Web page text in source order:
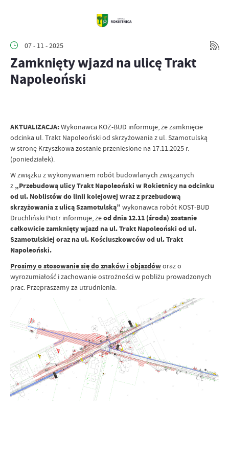
07 - 11 - 2025
Zamknięty wjazd na ulicę Trakt
Napoleoński
AKTUALIZACJA:Wykonawca KOZ-BUD informuje, że zamknięcie
odcinka ul. Trakt Napoleoński od skrzyżowania z ul. Szamotulską
w stronę Krzyszkowa zostanie przeniesione na 17.11.2025 r.
(poniedziałek).
W związku z wykonywaniem robót budowlanych związanych
z „Przebudową ulicy Trakt Napoleoński w Rokietnicy na odcinku
od ul. Noblistów do linii kolejowej wraz z przebudową
skrzyżowania z ulicą Szamotulską” wykonawca robót KOST-BUD
Druchliński Piotr informuje, żeod dnia 12.11 (środa) zostanie
całkowicie zamknięty wjazd na ul. Trakt Napoleoński od ul.
Szamotulskiej oraz na ul. Kościuszkowców od ul. Trakt
Napoleoński.
Prosimy o stosowanie się do znaków i objazdóworaz o
wyrozumiałość i zachowanie ostrożności w pobliżu prowadzonych
prac. Przepraszamy za utrudnienia.